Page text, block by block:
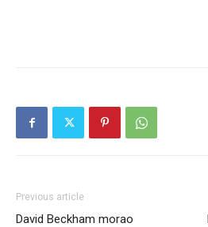
Previous article
David Beckham morao